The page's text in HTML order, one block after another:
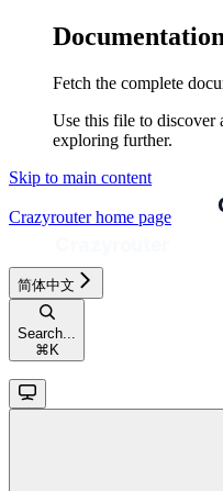
Fetch the complete
Use this file to discover
exploring further.
Skip to main content
Crazyrouterhome page
简体中文
Search...
⌘ K